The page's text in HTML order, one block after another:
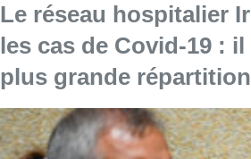
Le réseau hospitalier
les cas de Covid-19 :
plus grande